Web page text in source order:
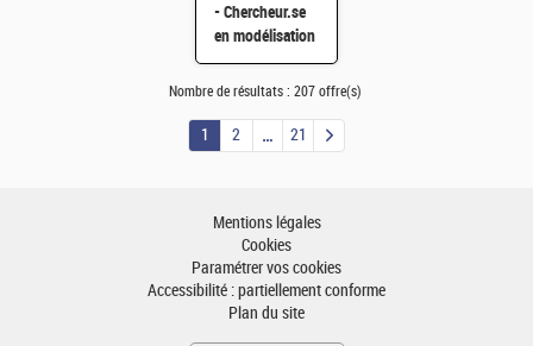
- Chercheur.se
en modélisation
mécanique H/F
Nombre de résultats : 207 offre(s)
1 2 21
Mentions légales
Cookies
Paramétrer vos cookies
Accessibilité : partiellement conforme
Plan du site